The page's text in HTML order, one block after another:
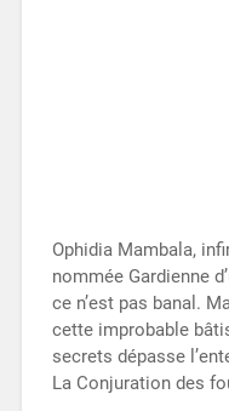
Ophidia Mambala,
nommée Gardienne
ce n’est pas banal.
cette improbable
secrets dépasse
La Conjuration des